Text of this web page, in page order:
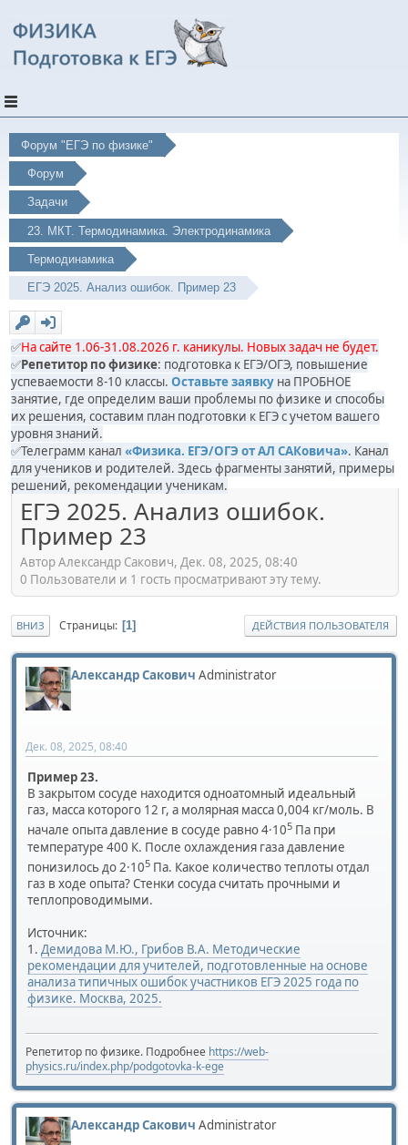
Форум "ЕГЭ по физике"
Форум
Задачи
23. МКТ. Термодинамика. Электродинамика
Термодинамика
ЕГЭ 2025. Анализ ошибок. Пример 23
✅На сайте 1.06-31.08.2026 г. каникулы. Новых задач не будет.
✅Репетитор по физике: подготовка к ЕГЭ/ОГЭ, повышение
успеваемости 8-10 классы. Оставьте заявку на ПРОБНОЕ
занятие, где определим ваши проблемы по физике и способы
их решения, составим план подготовки к ЕГЭ с учетом вашего
уровня знаний.
✅Телеграмм канал «Физика. ЕГЭ/ОГЭ от АЛ САКовича». Канал
для учеников и родителей. Здесь фрагменты занятий, примеры
решений, рекомендации ученикам.
ЕГЭ 2025. Анализ ошибок.
Пример 23
Автор Александр Сакович, Дек. 08, 2025, 08:40
0 Пользователи и 1 гость просматривают эту тему.
ВНИЗ Страницы 1 ДЕЙСТВИЯ ПОЛЬЗОВАТЕЛЯ
Александр Сакович Administrator
Дек. 08, 2025, 08:40
Пример 23.
В закрытом сосуде находится одноатомный идеальный
газ, масса которого 12 г, а молярная масса 0,004 кг/моль. В
начале опыта давление в сосуде равно 4·105 Па при
температуре 400 К. После охлаждения газа давление
понизилось до 2·105 Па. Какое количество теплоты отдал
газ в ходе опыта? Стенки сосуда считать прочными и
теплопроводимыми.
Источник:
1. Демидова М.Ю., Грибов В.А. Методические
рекомендации для учителей, подготовленные на основе
анализа типичных ошибок участников ЕГЭ 2025 года по
физике. Москва, 2025.
Репетитор по физике. Подробнее https://web-
physics.ru/index.php/podgotovka-k-ege
Александр Сакович Administrator